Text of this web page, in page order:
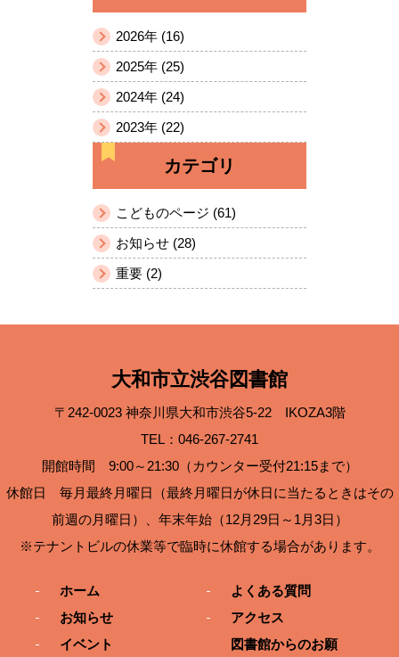
2026年 (16)
2025年 (25)
2024年 (24)
2023年 (22)
カテゴリ
こどものページ (61)
お知らせ (28)
重要 (2)
大和市立渋谷図書館
〒242-0023 神奈川県大和市渋谷5-22 IKOZA3階
TEL：046-267-2741
開館時間 9:00～21:30（カウンター受付21:15まで）
休館日 毎月最終月曜日（最終月曜日が休日に当たるときはその
前週の月曜日）、年末年始（12月29日～1月3日）
※テナントビルの休業等で臨時に休館する場合があります。
ホーム
お知らせ
イベント
よくある質問
アクセス
図書館からのお願